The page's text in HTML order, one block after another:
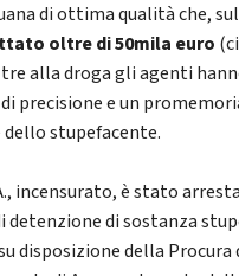
di ottima qualità che,
oltre di 50mila euro
alla droga gli agenti
precisione e un
stupefacente.
incensurato, è stato
detenzione di sostanza
disposizione della